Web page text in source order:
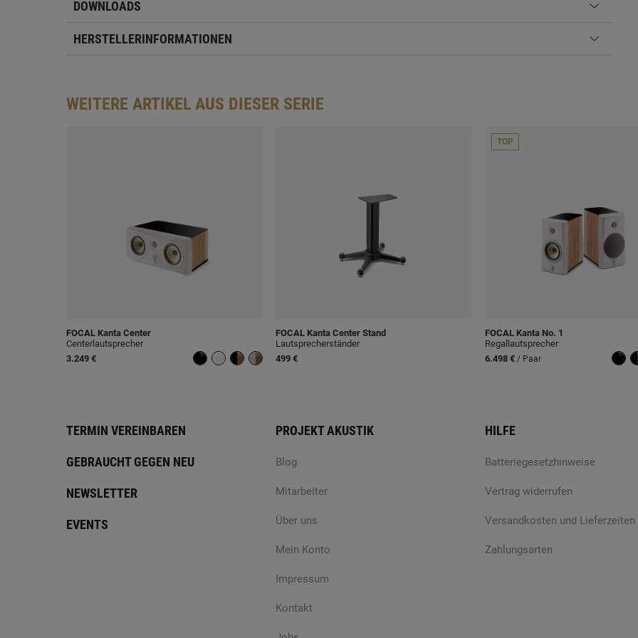
DOWNLOADS
HERSTELLERINFORMATIONEN
WEITERE ARTIKEL AUS DIESER SERIE
FOCAL Kanta Center
Centerlautsprecher
3.249 €
FOCAL Kanta Center Stand
Lautsprecherständer
499 €
TOP
FOCAL Kanta No. 1
Regallautsprecher
6.498 € / Paar
TERMIN VEREINBAREN
GEBRAUCHT GEGEN NEU
NEWSLETTER
EVENTS
PROJEKT AKUSTIK
Blog
Mitarbeiter
Über uns
Mein Konto
Impressum
Kontakt
HILFE
Batteriegesetzhinweise
Vertrag widerrufen
Versandkosten und Lieferzeiten
Zahlungsarten